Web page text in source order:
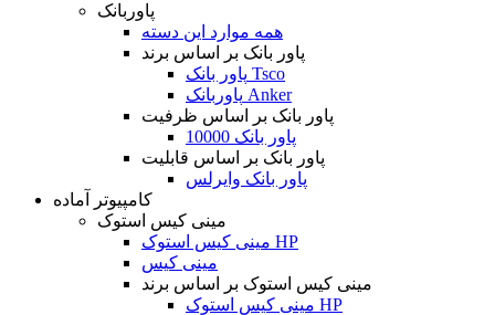
پاوربانک
همه موارد این دسته
پاور بانک بر اساس برند
پاور بانک Tsco
پاوربانک Anker
پاور بانک بر اساس ظرفیت
پاور بانک 10000
پاور بانک بر اساس قابلیت
پاور بانک وایرلس
کامپیوتر آماده
مینی کیس استوک
مینی کیس استوک HP
مینی کیس
مینی کیس استوک بر اساس برند
مینی کیس استوک HP